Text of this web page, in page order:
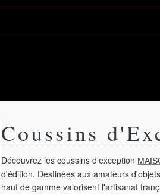
Coussins
Découvrez les coussins d'exception
d'édition. Destinées aux amateurs
haut de gamme valorisent l'artisanat